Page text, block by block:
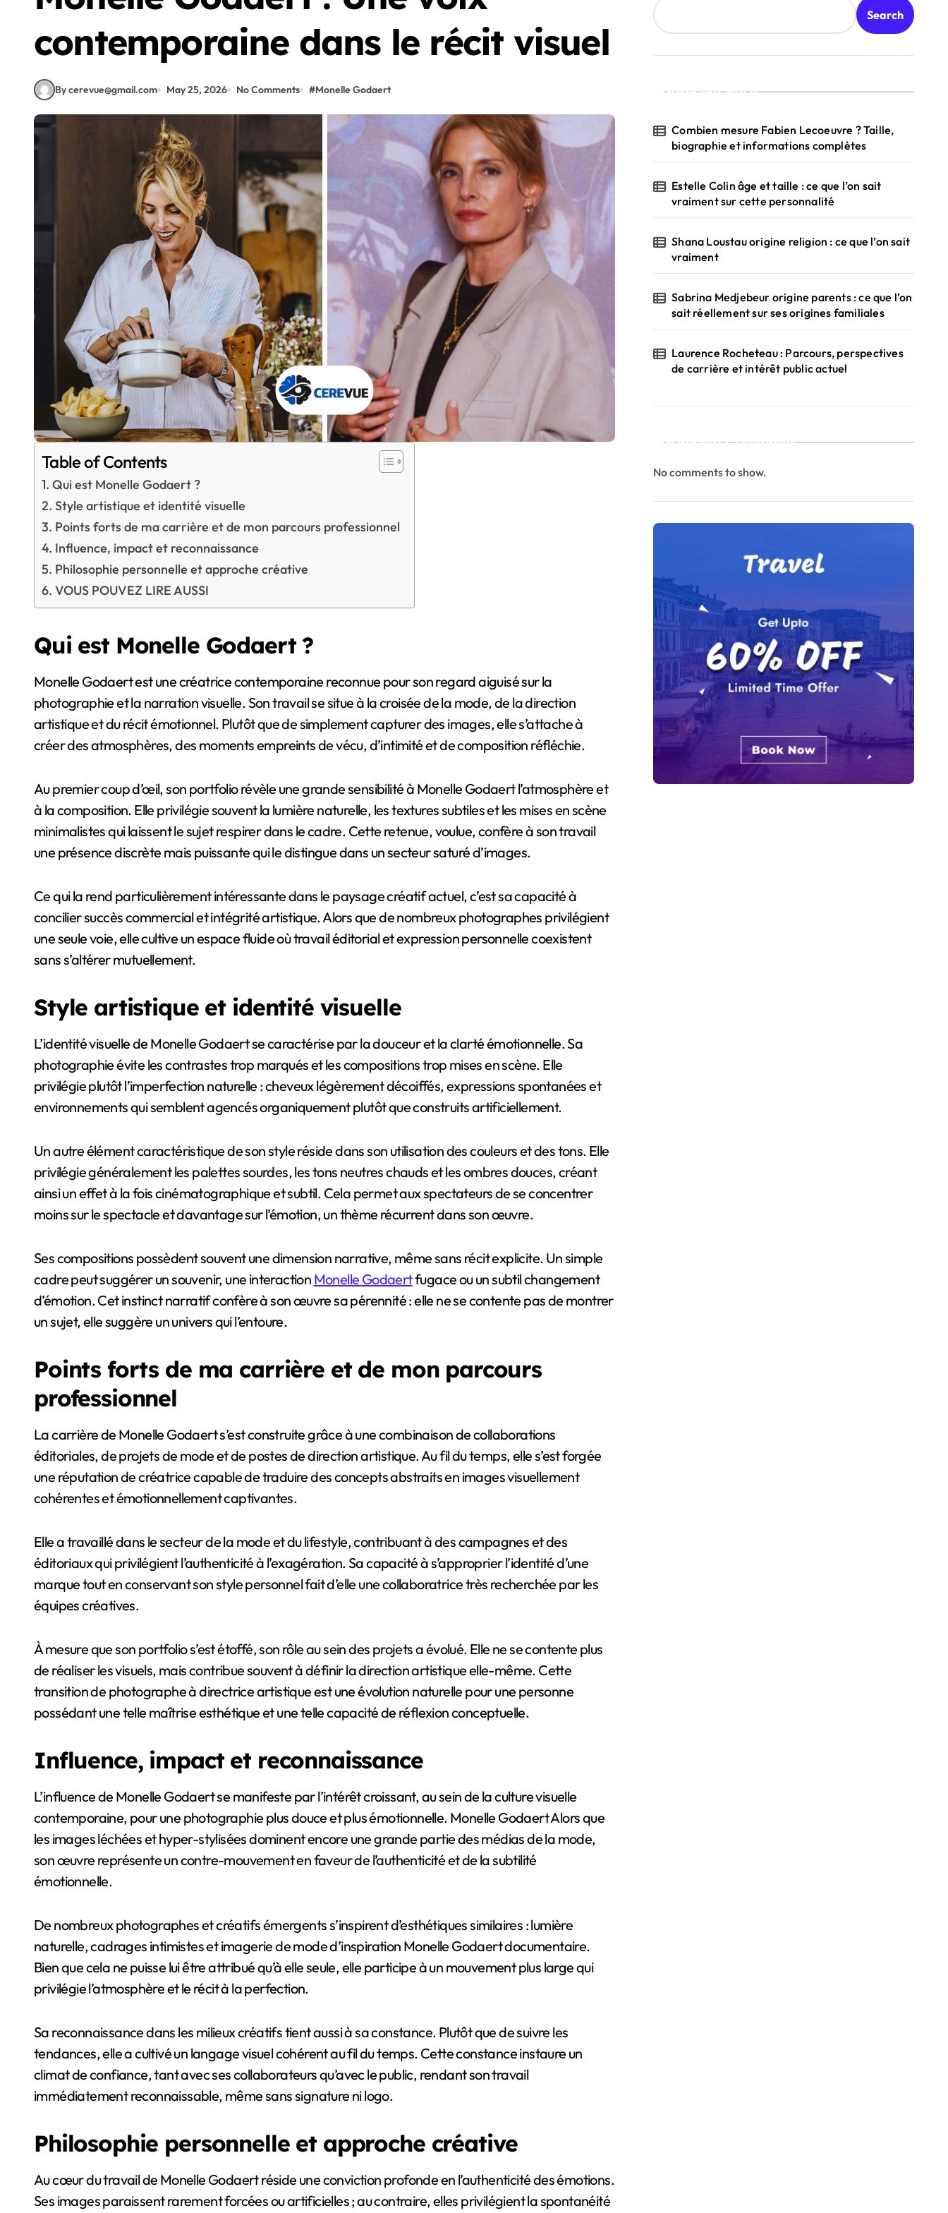
contemporaine dans le récit visuel
By cerevue@gmail.com May 25, 2026 No Comments #Monelle Godaert
Table of Contents
Qui est Monelle Godaert ?
Style artistique et identité visuelle
Points forts de ma carrière et de mon parcours professionnel
Influence, impact et reconnaissance
Philosophie personnelle et approche créative
VOUS POUVEZ LIRE AUSSI
Qui est Monelle Godaert ?
Monelle Godaert est une créatrice contemporaine reconnue pour son regard aiguisé sur la
photographie et la narration visuelle. Son travail se situe à la croisée de la mode, de la direction
artistique et du récit émotionnel. Plutôt que de simplement capturer des images, elle s’attache à
créer des atmosphères, des moments empreints de vécu, d’intimité et de composition réfléchie.
Au premier coup d’œil, son portfolio révèle une grande sensibilité à Monelle Godaert l’atmosphère et
à la composition. Elle privilégie souvent la lumière naturelle, les textures subtiles et les mises en scène
minimalistes qui laissent le sujet respirer dans le cadre. Cette retenue, voulue, confère à son travail
une présence discrète mais puissante qui le distingue dans un secteur saturé d’images.
Ce qui la rend particulièrement intéressante dans le paysage créatif actuel, c’est sa capacité à
concilier succès commercial et intégrité artistique. Alors que de nombreux photographes privilégient
une seule voie, elle cultive un espace fluide où travail éditorial et expression personnelle coexistent
sans s’altérer mutuellement.
Style artistique et identité visuelle
L’identité visuelle de Monelle Godaert se caractérise par la douceur et la clarté émotionnelle. Sa
photographie évite les contrastes trop marqués et les compositions trop mises en scène. Elle
privilégie plutôt l’imperfection naturelle : cheveux légèrement décoiffés, expressions spontanées et
environnements qui semblent agencés organiquement plutôt que construits artificiellement.
Un autre élément caractéristique de son style réside dans son utilisation des couleurs et des tons. Elle
privilégie généralement les palettes sourdes, les tons neutres chauds et les ombres douces, créant
ainsi un effet à la fois cinématographique et subtil. Cela permet aux spectateurs de se concentrer
moins sur le spectacle et davantage sur l’émotion, un thème récurrent dans son œuvre.
Ses compositions possèdent souvent une dimension narrative, même sans récit explicite. Un simple
cadre peut suggérer un souvenir, une interaction Monelle Godaertfugace ou un subtil changement
d’émotion. Cet instinct narratif confère à son œuvre sa pérennité : elle ne se contente pas de montrer
un sujet, elle suggère un univers qui l’entoure.
Points forts de ma carrière et de mon parcours
professionnel
La carrière de Monelle Godaert s’est construite grâce à une combinaison de collaborations
éditoriales, de projets de mode et de postes de direction artistique. Au fil du temps, elle s’est forgée
une réputation de créatrice capable de traduire des concepts abstraits en images visuellement
cohérentes et émotionnellement captivantes.
Elle a travaillé dans le secteur de la mode et du lifestyle, contribuant à des campagnes et des
éditoriaux qui privilégient l’authenticité à l’exagération. Sa capacité à s’approprier l’identité d’une
marque tout en conservant son style personnel fait d’elle une collaboratrice très recherchée par les
équipes créatives.
À mesure que son portfolio s’est étoffé, son rôle au sein des projets a évolué. Elle ne se contente plus
de réaliser les visuels, mais contribue souvent à définir la direction artistique elle-même. Cette
transition de photographe à directrice artistique est une évolution naturelle pour une personne
possédant une telle maîtrise esthétique et une telle capacité de réflexion conceptuelle.
Influence, impact et reconnaissance
L’influence de Monelle Godaert se manifeste par l’intérêt croissant, au sein de la culture visuelle
contemporaine, pour une photographie plus douce et plus émotionnelle. Monelle Godaert Alors que
les images léchées et hyper-stylisées dominent encore une grande partie des médias de la mode,
son œuvre représente un contre-mouvement en faveur de l’authenticité et de la subtilité
émotionnelle.
De nombreux photographes et créatifs émergents s’inspirent d’esthétiques similaires : lumière
naturelle, cadrages intimistes et imagerie de mode d’inspiration Monelle Godaert documentaire.
Bien que cela ne puisse lui être attribué qu’à elle seule, elle participe à un mouvement plus large qui
privilégie l’atmosphère et le récit à la perfection.
Sa reconnaissance dans les milieux créatifs tient aussi à sa constance. Plutôt que de suivre les
tendances, elle a cultivé un langage visuel cohérent au fil du temps. Cette constance instaure un
climat de confiance, tant avec ses collaborateurs qu’avec le public, rendant son travail
immédiatement reconnaissable, même sans signature ni logo.
Philosophie personnelle et approche créative
Au cœur du travail de Monelle Godaert réside une conviction profonde en l’authenticité des émotions.
Ses images paraissent rarement forcées ou artificielles ; au contraire, elles privilégient la spontanéité
Search
Recent Posts
Combien mesure Fabien Lecoeuvre ? Taille,
biographie et informations complètes
Estelle Colin âge et taille : ce que l’on sait
vraiment sur cette personnalité
Shana Loustau origine religion : ce que l’on sait
vraiment
Sabrina Medjebeur origine parents : ce que l’on
sait réellement sur ses origines familiales
Laurence Rocheteau : Parcours, perspectives
de carrière et intérêt public actuel
Recent Comments
No comments to show.